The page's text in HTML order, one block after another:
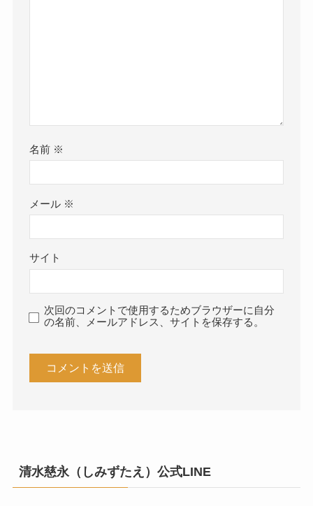
名前 ※
メール ※
サイト
次回のコメントで使用するためブラウザーに自分
の名前、メールアドレス、サイトを保存する。
清水慈永（しみずたえ）公式LINE